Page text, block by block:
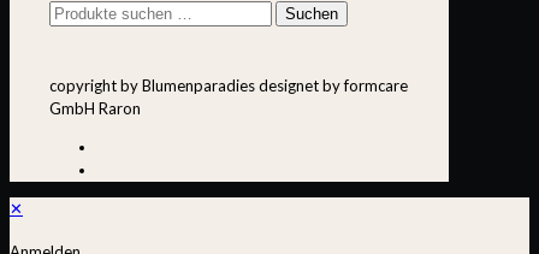
Suchen
Suchen
copyright by Blumenparadies designet by formcare
GmbH Raron
✕